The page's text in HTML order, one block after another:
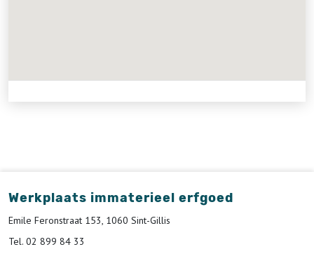
Werkplaats immaterieel erfgoed
Emile Feronstraat 153, 1060 Sint-Gillis
Tel. 02 899 84 33